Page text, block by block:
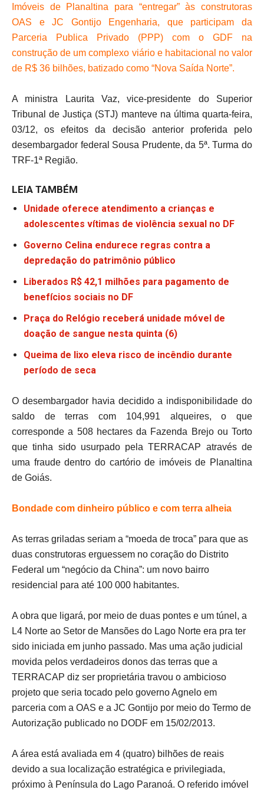
Imóveis de Planaltina para “entregar” às construtoras
OAS e JC Gontijo Engenharia, que participam da
Parceria Publica Privado (PPP) com o GDF na
construção de um complexo viário e habitacional no valor
de R$ 36 bilhões, batizado como “Nova Saída Norte”.
A ministra Laurita Vaz, vice-presidente do Superior
Tribunal de Justiça (STJ) manteve na última quarta-feira,
03/12, os efeitos da decisão anterior proferida pelo
desembargador federal Sousa Prudente, da 5ª. Turma do
TRF-1ª Região.
LEIA TAMBÉM
Unidade oferece atendimento a crianças e
adolescentes vítimas de violência sexual no DF
Governo Celina endurece regras contra a
depredação do patrimônio público
Liberados R$ 42,1 milhões para pagamento de
benefícios sociais no DF
Praça do Relógio receberá unidade móvel de
doação de sangue nesta quinta (6)
Queima de lixo eleva risco de incêndio durante
período de seca
O desembargador havia decidido a indisponibilidade do
saldo de terras com 104,991 alqueires, o que
corresponde a 508 hectares da Fazenda Brejo ou Torto
que tinha sido usurpado pela TERRACAP através de
uma fraude dentro do cartório de imóveis de Planaltina
de Goiás.
Bondade com dinheiro público e com terra alheia
As terras griladas seriam a “moeda de troca” para que as
duas construtoras erguessem no coração do Distrito
Federal um “negócio da China”: um novo bairro
residencial para até 100 000 habitantes.
A obra que ligará, por meio de duas pontes e um túnel, a
L4 Norte ao Setor de Mansões do Lago Norte era pra ter
sido iniciada em junho passado. Mas uma ação judicial
movida pelos verdadeiros donos das terras que a
TERRACAP diz ser proprietária travou o ambicioso
projeto que seria tocado pelo governo Agnelo em
parceria com a OAS e a JC Gontijo por meio do Termo de
Autorização publicado no DODF em 15/02/2013.
A área está avaliada em 4 (quatro) bilhões de reais
devido a sua localização estratégica e privilegiada,
próximo à Península do Lago Paranoá. O referido imóvel